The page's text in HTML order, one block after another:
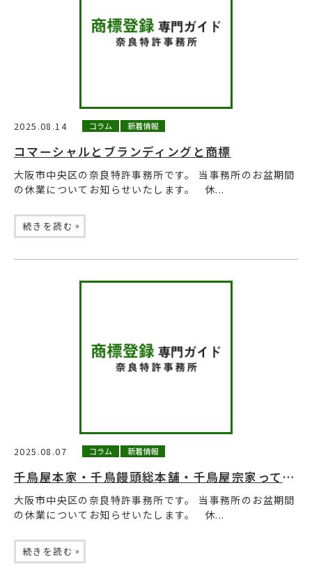
2025.08.14 コラム 新着情報
コマーシャルとブランディングと商標
大阪市中央区の奈良特許事務所です。 当事務所のお盆期間
の休業についてお知らせいたします。 休...
続きを読む »
2025.08.07 コラム 新着情報
千鳥屋本家・千鳥饅頭総本舗・千鳥屋宗家って同じ店?
大阪市中央区の奈良特許事務所です。 当事務所のお盆期間
の休業についてお知らせいたします。 休...
続きを読む »